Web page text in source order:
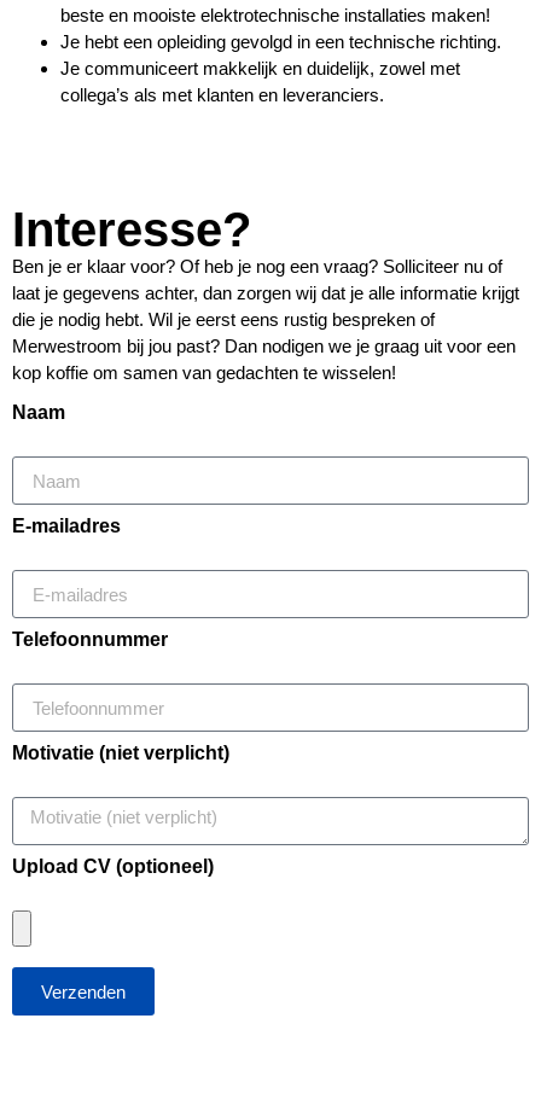
beste en mooiste elektrotechnische installaties maken!
Je hebt een opleiding gevolgd in een technische richting.
Je communiceert makkelijk en duidelijk, zowel met
collega’s als met klanten en leveranciers.
Interesse?
Ben je er klaar voor? Of heb je nog een vraag? Solliciteer nu of
laat je gegevens achter, dan zorgen wij dat je alle informatie krijgt
die je nodig hebt. Wil je eerst eens rustig bespreken of
Merwestroom bij jou past? Dan nodigen we je graag uit voor een
kop koffie om samen van gedachten te wisselen!
Naam
E-mailadres
Telefoonnummer
Motivatie (niet verplicht)
Upload CV (optioneel)
Verzenden